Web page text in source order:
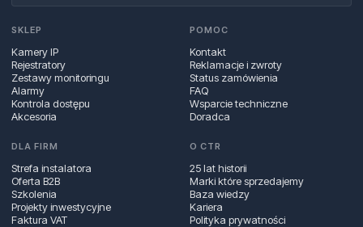
SKLEP
Kamery IP
Rejestratory
Zestawy monitoringu
Alarmy
Kontrola dostępu
Akcesoria
POMOC
Kontakt
Reklamacje i zwroty
Status zamówienia
FAQ
Wsparcie techniczne
Doradca
DLA FIRM
Strefa instalatora
Oferta B2B
Szkolenia
Projekty inwestycyjne
Faktura VAT
O CTR
25 lat historii
Marki które sprzedajemy
Baza wiedzy
Kariera
Polityka prywatności